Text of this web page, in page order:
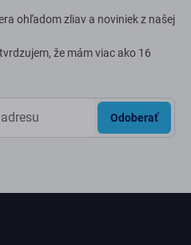
ohľadom zliav a noviniek z našej
že mám viac ako 16
Odoberať